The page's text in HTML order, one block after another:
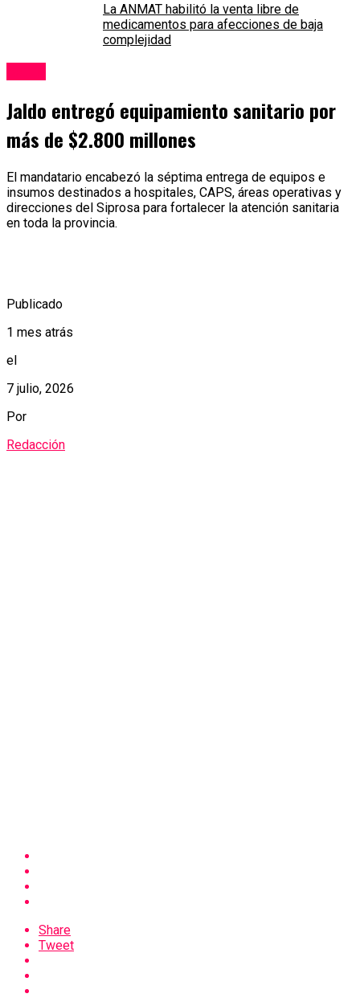
La ANMAT habilitó la venta libre de
medicamentos para afecciones de baja
complejidad
Jaldo entregó equipamiento sanitario por
más de $2.800 millones
El mandatario encabezó la séptima entrega de equipos e
insumos destinados a hospitales, CAPS, áreas operativas y
direcciones del Siprosa para fortalecer la atención sanitaria
en toda la provincia.
Publicado
1 mes atrás
el
7 julio, 2026
Por
Redacción
Share
Tweet